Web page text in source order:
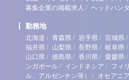
募集企業の掲載求人 / ヘッドハン
勤務地
北海道 / 青森県 / 岩手県 / 宮城県 /
福井県 / 山梨県 / 長野県 / 岐阜県 /
山口県 / 徳島県 / 香川県 / 愛媛県 /
ンガポール / インドネシア / フィ
ル、アルゼンチン等）
/ オセアニ